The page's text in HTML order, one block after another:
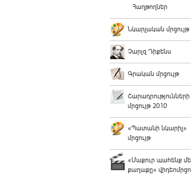
Հաղթողներ
Նկարչական մրցույթ
Չարլզ Դիքենս
Գրական մրցույթ
Շարադրությունների
մրցույթ 2010
«Պատանի նկարիչ»
մրցույթ
«Մաքուր պահենք
քաղաքը»